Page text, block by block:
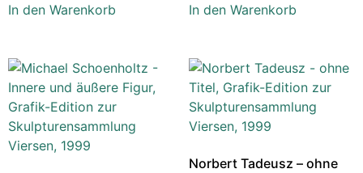
In den Warenkorb In den Warenkorb
Norbert Tadeusz – ohne